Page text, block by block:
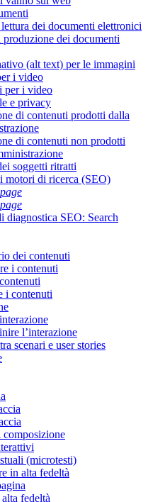
dei documenti elettronici
dei documenti
(alt text) per le immagini
i video
per i video
e privacy
di contenuti prodotti dalla
di contenuti non prodotti
soggetti ritratti
motori di ricerca (SEO)
diagnostica SEO: Search
dei contenuti
i contenuti
i contenuti
l’interazione
scenari e user stories
(microtesti)
in alta fedeltà
fedeltà